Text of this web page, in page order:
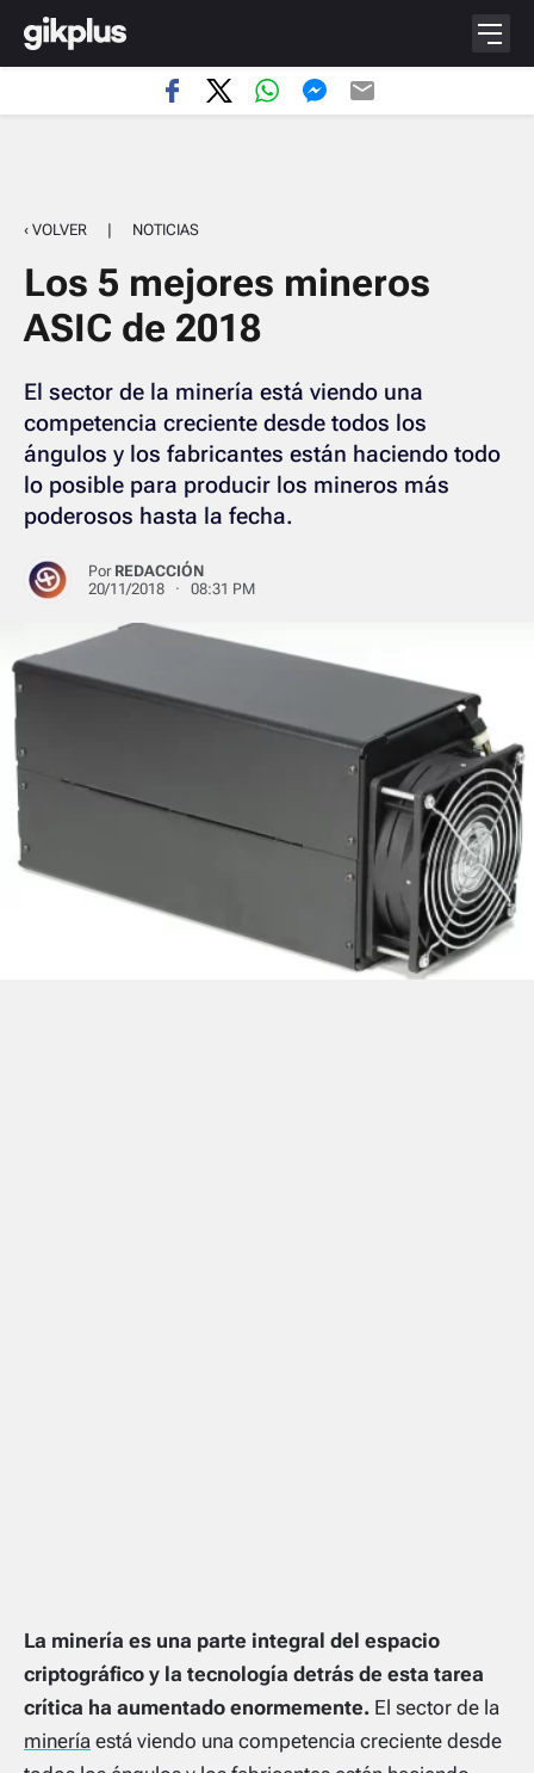
‹ VOLVER | NOTICIAS
Los 5 mejores mineros
ASIC de 2018
El sector de la minería está viendo una
competencia creciente desde todos los
ángulos y los fabricantes están haciendo todo
lo posible para producir los mineros más
poderosos hasta la fecha.
Por REDACCIÓN
20/11/2018 · 08:31 PM
La minería es una parte integral del espacio
criptográfico y la tecnología detrás de esta tarea
crítica ha aumentado enormemente. El sector de la
minería está viendo una competencia creciente desde